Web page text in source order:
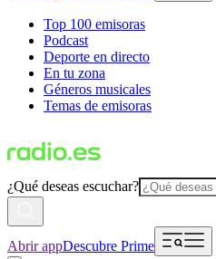
Top 100 emisoras
Podcast
Deporte en directo
En tu zona
Géneros musicales
Temas de emisoras
¿Qué deseas escuchar?
Abrir appDescubre Prime